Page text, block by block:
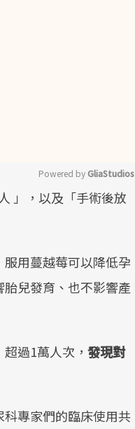
Powered by GliaStudios
」，以及「手術後放
用蔓越莓可以降低孕
兒發育、也不影響產
過1萬人次， 發現對
專家們的臨床使用共